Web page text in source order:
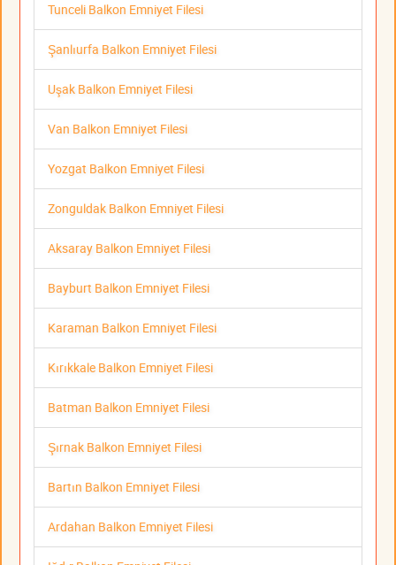
Tunceli Balkon Emniyet Filesi
Şanlıurfa Balkon Emniyet Filesi
Uşak Balkon Emniyet Filesi
Van Balkon Emniyet Filesi
Yozgat Balkon Emniyet Filesi
Zonguldak Balkon Emniyet Filesi
Aksaray Balkon Emniyet Filesi
Bayburt Balkon Emniyet Filesi
Karaman Balkon Emniyet Filesi
Kırıkkale Balkon Emniyet Filesi
Batman Balkon Emniyet Filesi
Şırnak Balkon Emniyet Filesi
Bartın Balkon Emniyet Filesi
Ardahan Balkon Emniyet Filesi